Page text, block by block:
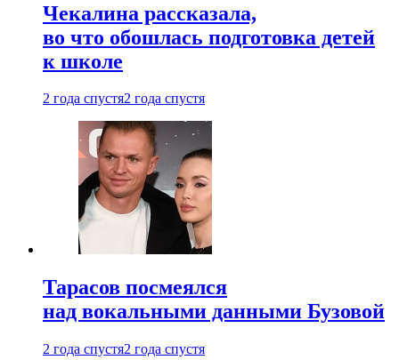
Чекалина рассказала,
во что обошлась подготовка детей
к школе
2 года спустя2 года спустя
Тарасов посмеялся
над вокальными данными Бузовой
2 года спустя2 года спустя